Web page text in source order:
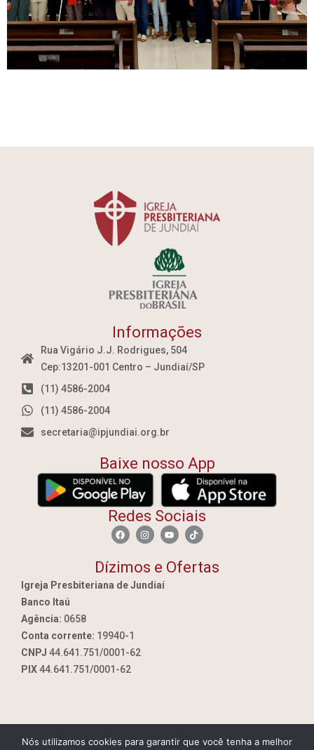
Informações
Rua Vigário J.J. Rodrigues, 504
Cep:13201-001 Centro – Jundiaí/SP
(11) 4586-2004
(11) 4586-2004
secretaria@ipjundiai.org.br
Baixe nosso App
Redes Sociais
Dízimos e Ofertas
Igreja Presbiteriana de Jundiaí
Banco Itaú
Agência: 0658
Conta corrente: 19940-1
CNPJ 44.641.751/0001-62
PIX44.641.751/0001-62
By Jundiai.tec.br
Nós utilizamos cookies para garantir que você tenha a melhor